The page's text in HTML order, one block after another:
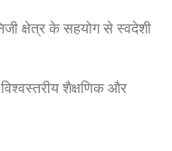
क्षेत्र के सहयोग से स्वदेशी
विश्वस्तरीय शैक्षणिक और